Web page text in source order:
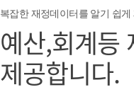
복잡한 재정데이터를 알기 쉽게
예산,회계등
제공합니다.